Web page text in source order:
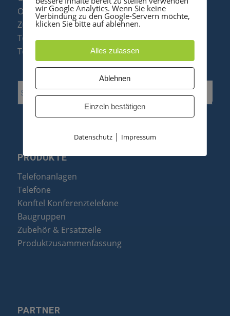
Octophon F Display Reparatur
Zubehör & Ersatzteile
Telefonanlagen Optimierung
Telefonanlagen Erweiterung
PRODUKTE
Telefonanlagen
Telefone
Konftel Konferenztelefone
Baugruppen
Zubehör & Ersatzteile
Produktzusammenfassung
PARTNER
wir Google Analytics. Wenn Sie keine
Verbindung zu den Google-Servern möchte,
klicken Sie bitte auf ablehnen.
Alles zulassen
Ablehnen
Einzeln bestätigen
Datenschutz| Impressum